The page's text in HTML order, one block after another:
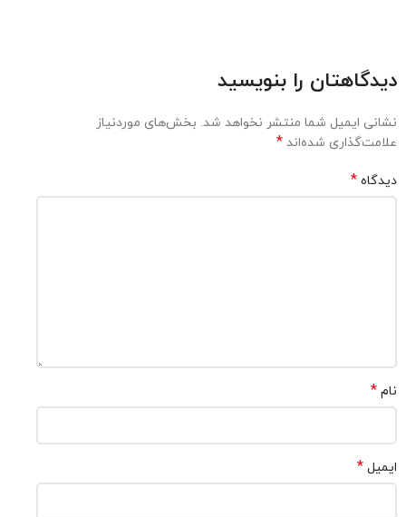
دیدگاهتان را بنویسید
نشانی ایمیل شما منتشر نخواهد شد. بخش‌های موردنیاز
علامت‌گذاری شده‌اند *
دیدگاه *
نام *
ایمیل *